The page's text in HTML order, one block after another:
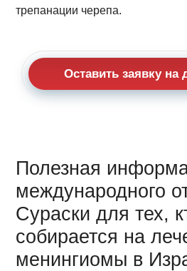
трепанации черепа.
Оставить заявку на
Полезная
международного
Сураски для тех,
собирается на
менингиомы в